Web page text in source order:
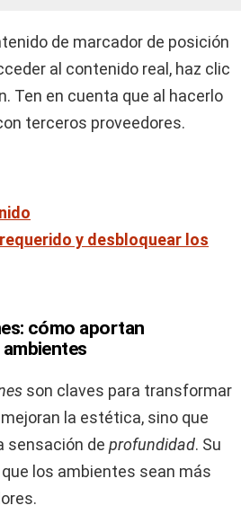
de marcador de posición
al contenido real, haz clic
Ten en cuenta que al hacerlo
terceros proveedores.
y desbloquear los
cómo aportan
son claves para transformar
la estética, sino que
sensación de profundidad. Su
los ambientes sean más